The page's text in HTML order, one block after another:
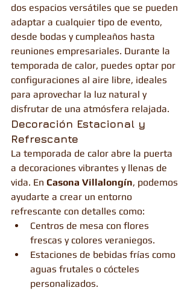
dos espacios versátiles que se pueden
adaptar a cualquier tipo de evento,
desde bodas y cumpleaños hasta
reuniones empresariales. Durante la
temporada de calor, puedes optar por
configuraciones al aire libre, ideales
para aprovechar la luz natural y
disfrutar de una atmósfera relajada.
Decoración Estacional y
Refrescante
La temporada de calor abre la puerta
a decoraciones vibrantes y llenas de
vida. En Casona Villalongín, podemos
ayudarte a crear un entorno
refrescante con detalles como:
Centros de mesa con flores
frescas y colores veraniegos.
Estaciones de bebidas frías como
aguas frutales o cócteles
personalizados.